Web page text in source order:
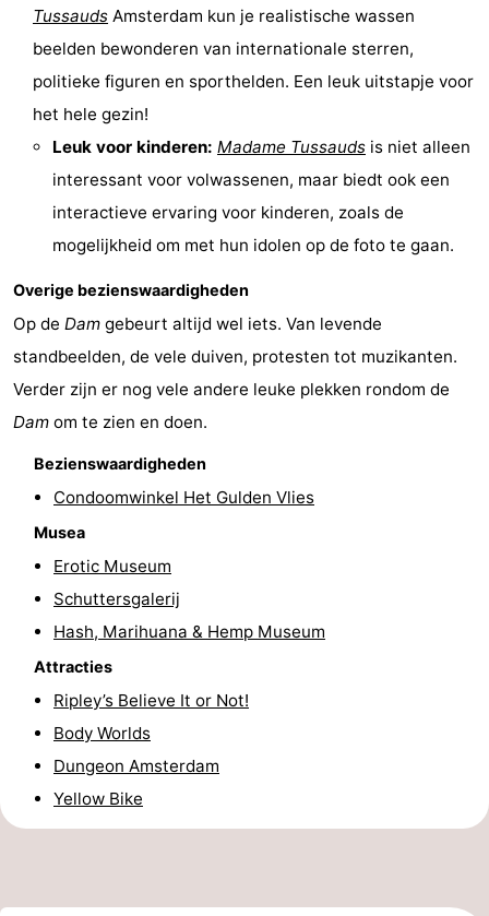
Parkeren
Tips
voor
toeristen
Medische
adressen
Weer
Contact
Tussauds Amsterdam kun je realistische wassen
beelden bewonderen van internationale sterren,
politieke figuren en sporthelden. Een leuk uitstapje voor
het hele gezin!
Leuk voor kinderen: Madame Tussauds is niet alleen
interessant voor volwassenen, maar biedt ook een
interactieve ervaring voor kinderen, zoals de
mogelijkheid om met hun idolen op de foto te gaan.
Overige bezienswaardigheden
Op de Dam gebeurt altijd wel iets. Van levende
standbeelden, de vele duiven, protesten tot muzikanten.
Verder zijn er nog vele andere leuke plekken rondom de
Dam om te zien en doen.
Bezienswaardigheden
Condoomwinkel Het Gulden Vlies
Musea
Erotic Museum
Schuttersgalerij
Hash, Marihuana & Hemp Museum
Attracties
Ripley’s Believe It or Not!
Body Worlds
Dungeon Amsterdam
Yellow Bike